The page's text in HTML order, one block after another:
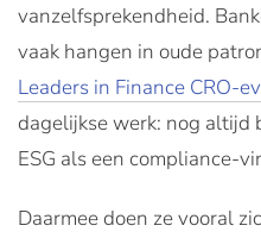
vanzelfsprekendheid.
vaak hangen in oude
Leaders in Finance CRO-
dagelijkse werk: nog altijd
ESG als een compliance-
Daarmee doen ze vooral